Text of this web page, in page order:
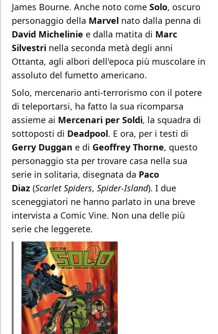
James Bourne. Anche noto come Solo, oscuro
personaggio della Marvel nato dalla penna di
David Michelinie e dalla matita di Marc
Silvestri nella seconda metà degli anni
Ottanta, agli albori dell'epoca più muscolare in
assoluto del fumetto americano.
Solo, mercenario anti-terrorismo con il potere
di teleportarsi, ha fatto la sua ricomparsa
assieme ai Mercenari per Soldi, la squadra di
sottoposti di Deadpool. E ora, per i testi di
Gerry Duggan e di Geoffrey Thorne, questo
personaggio sta per trovare casa nella sua
serie in solitaria, disegnata da Paco
Diaz (Scarlet Spiders, Spider-Island). I due
sceneggiatori ne hanno parlato in una breve
intervista a Comic Vine. Non una delle più
serie che leggerete.